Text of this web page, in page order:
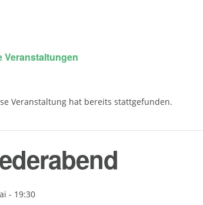
Veranstaltungen
Veranstaltung hat bereits stattgefunden.
- 19:30